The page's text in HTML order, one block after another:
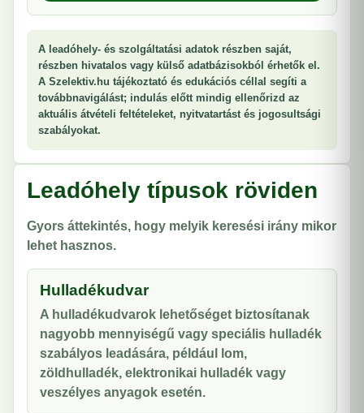
A leadóhely- és szolgáltatási adatok részben saját,
részben hivatalos vagy külső adatbázisokból érhetők el.
A Szelektiv.hu tájékoztató és edukációs céllal segíti a
továbbnavigálást; indulás előtt mindig ellenőrizd az
aktuális átvételi feltételeket, nyitvatartást és jogosultsági
szabályokat.
Leadóhely típusok röviden
Gyors áttekintés, hogy melyik keresési irány mikor
lehet hasznos.
Hulladékudvar
A hulladékudvarok lehetőséget biztosítanak
nagyobb mennyiségű vagy speciális hulladék
szabályos leadására, például lom,
zöldhulladék, elektronikai hulladék vagy
veszélyes anyagok esetén.